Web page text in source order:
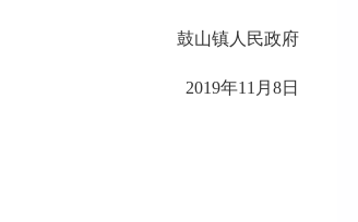
鼓山镇人民政府
2019年11月8日